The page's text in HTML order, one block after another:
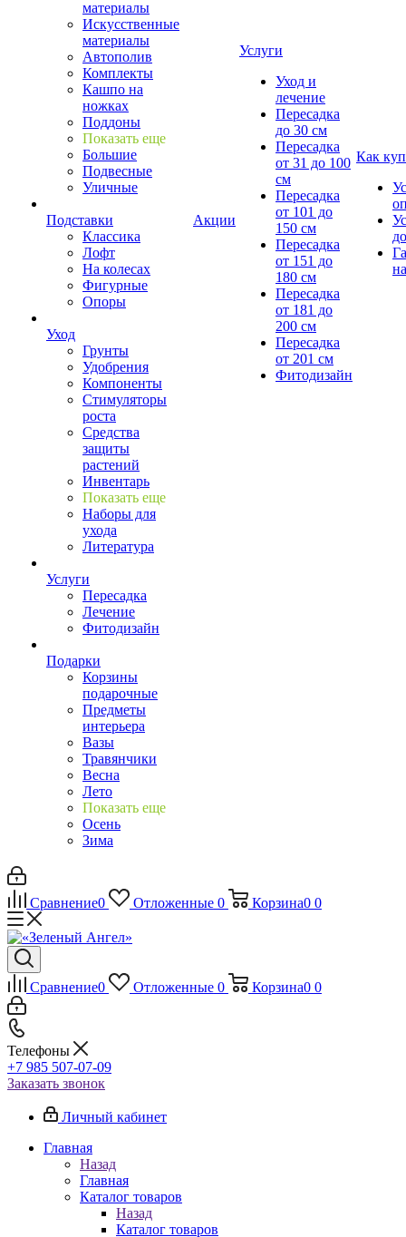
материалы
Искусственные
материалы
Автополив
Комплекты
Кашпо на
ножках
Поддоны
Показать еще
Большие
Подвесные
Уличные
Подставки
Классика
Лофт
На колесах
Фигурные
Опоры
Уход
Грунты
Удобрения
Компоненты
Стимуляторы
роста
Средства
защиты
растений
Инвентарь
Показать еще
Наборы для
ухода
Литература
Услуги
Пересадка
Лечение
Фитодизайн
Подарки
Корзины
подарочные
Предметы
интерьера
Вазы
Травянчики
Весна
Лето
Показать еще
Осень
Зима
Акции
Услуги
Уход и
лечение
Пересадка
до 30 см
Пересадка
от 31 до 100
см
Пересадка
от 101 до
150 см
Пересадка
от 151 до
180 см
Пересадка
от 181 до
200 см
Пересадка
от 201 см
Фитодизайн
Как
Сравнение0 Отложенные 0 Корзина0 0
Сравнение0 Отложенные 0 Корзина0 0
Телефоны
+7 985 507-07-09
Заказать звонок
Личный кабинет
Главная
Назад
Главная
Каталог товаров
Назад
Каталог товаров